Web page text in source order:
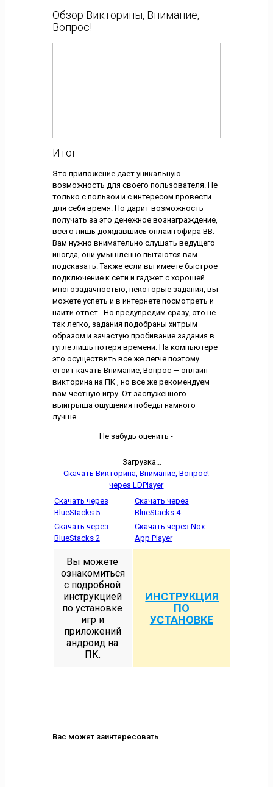
Обзор Викторины, Внимание,
Вопрос!
Итог
Это приложение дает уникальную
возможность для своего пользователя. Не
только с пользой и с интересом провести
для себя время. Но дарит возможность
получать за это денежное вознаграждение,
всего лишь дождавшись онлайн эфира ВВ.
Вам нужно внимательно слушать ведущего
иногда, они умышленно пытаются вам
подсказать. Также если вы имеете быстрое
подключение к сети и гаджет с хорошей
многозадачностью, некоторые задания, вы
можете успеть и в интернете посмотреть и
найти ответ.. Но предупредим сразу, это не
так легко, задания подобраны хитрым
образом и зачастую пробивание задания в
гугле лишь потеря времени. На компьютере
это осуществить все же легче поэтому
стоит качать Внимание, Вопрос — онлайн
викторина на ПК , но все же рекомендуем
вам честную игру. От заслуженного
выигрыша ощущения победы намного
лучше.
Не забудь оценить -
Загрузка...
Скачать Викторина, Внимание, Вопрос!
через LDPlayer
Скачать через
BlueStacks 5
Скачать через
BlueStacks 4
Скачать через
BlueStacks 2
Скачать через Nox
App Player
Вы можете
ознакомиться
с подробной
инструкцией
по установке
игр и
приложений
андроид на
ПК.
ИНСТРУКЦИЯ
ПО
УСТАНОВКЕ
Вас может заинтересовать